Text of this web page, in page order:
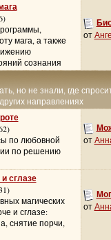
мага, а также
сознания
от
но не знали, где
направлениях
по любовной
по решению
от
сглазе
магических
и сглазе:
снятие порчи,
от